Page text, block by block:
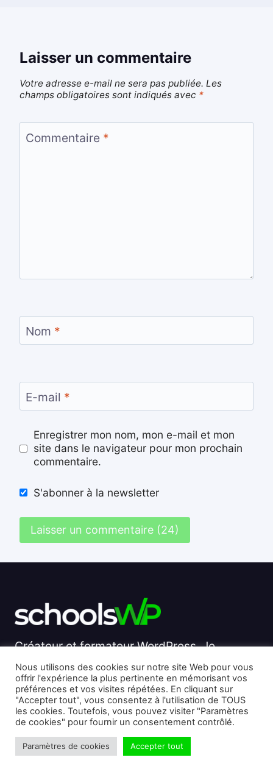
Laisser un commentaire
Votre adresse e-mail ne sera pas publiée. Les
champs obligatoires sont indiqués avec *
Commentaire *
Nom *
E-mail *
Enregistrer mon nom, mon e-mail et mon
site dans le navigateur pour mon prochain
commentaire.
S'abonner à la newsletter
Créateur et formateur WordPress. Je
partage des guides, comparatifs et conseils
concrets pour t’aider à construire un site
performant, automatisé et rentable avec
WordPress.
Nous utilisons des cookies sur notre site Web pour vous
offrir l'expérience la plus pertinente en mémorisant vos
préférences et vos visites répétées. En cliquant sur
"Accepter tout", vous consentez à l'utilisation de TOUS
les cookies. Toutefois, vous pouvez visiter "Paramètres
de cookies" pour fournir un consentement contrôlé.
Paramètres de cookies Accepter tout